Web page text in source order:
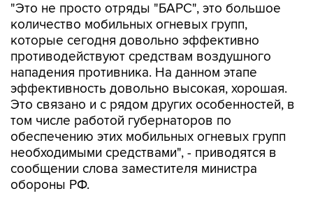
"Это не просто отряды "БАРС", это большое
количество мобильных огневых групп,
которые сегодня довольно эффективно
противодействуют средствам воздушного
нападения противника. На данном этапе
эффективность довольно высокая, хорошая.
Это связано и с рядом других особенностей, в
том числе работой губернаторов по
обеспечению этих мобильных огневых групп
необходимыми средствами", - приводятся в
сообщении слова заместителя министра
обороны РФ.